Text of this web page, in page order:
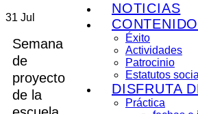
NOTICIAS
Éxito
Actividades
Patrocinio
Estatutos
DISFRUTA
Práctica
31 Jul
Semana
de
proyecto
de la